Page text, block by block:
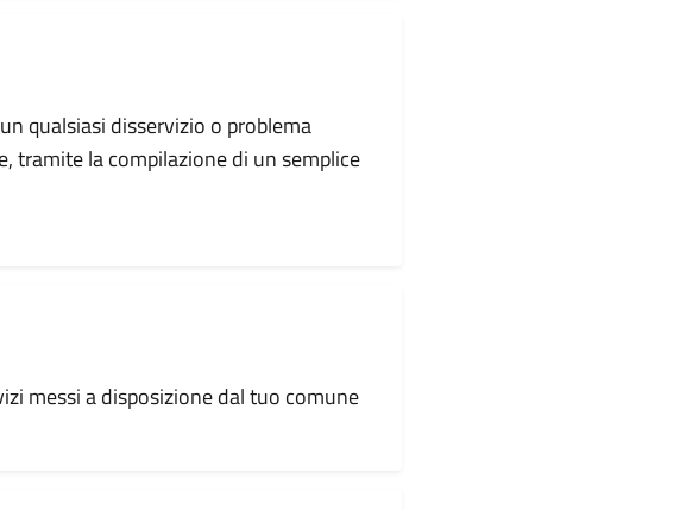
qualsiasi disservizio o problema
tramite la compilazione di un semplice
messi a disposizione dal tuo comune